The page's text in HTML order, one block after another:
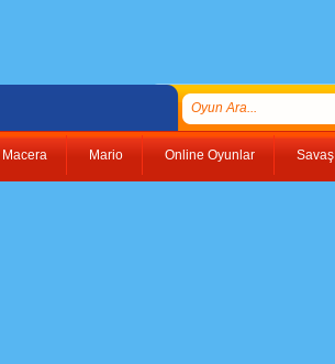
Macera Mario Online Oyunlar Savaş